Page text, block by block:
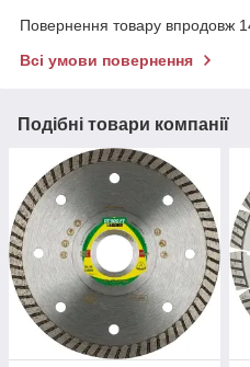
Повернення товару впродовж
Всі умови повернення
Подібні товари компанії